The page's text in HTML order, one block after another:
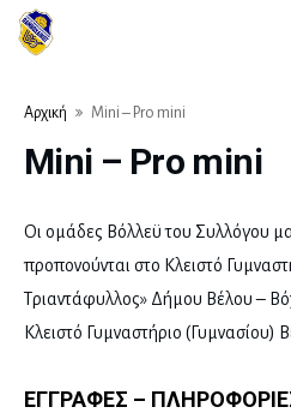
Αρχική Mini – Pro mini
Mini – Pro mini
Οι ομάδες Βόλλεϋ του Συλλόγου
προπονούνται στο Κλειστό
Τριαντάφυλλος» Δήμου Βέλου –
Κλειστό Γυμναστήριο (Γυμνασίου)
ΕΓΓΡΑΦΕΣ –